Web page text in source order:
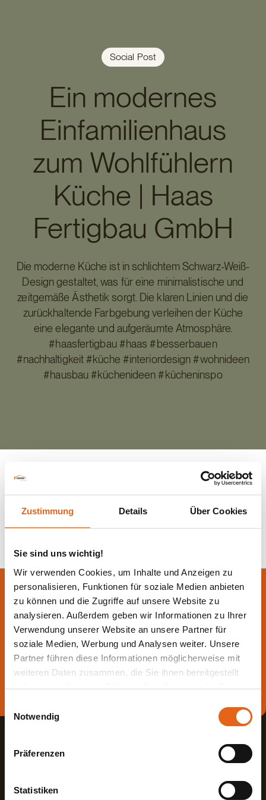
Zustimmung Details Über Cookies
Sie sind uns wichtig!
Wir verwenden Cookies, um Inhalte und Anzeigen zu
personalisieren, Funktionen für soziale Medien anbieten
zu können und die Zugriffe auf unsere Website zu
analysieren. Außerdem geben wir Informationen zu Ihrer
Verwendung unserer Website an unsere Partner für
soziale Medien, Werbung und Analysen weiter. Unsere
Partner führen diese Informationen möglicherweise mit
weiteren Daten zusammen, die Sie ihnen bereitgestellt
haben oder die sie im Rahmen Ihrer Nutzung der Dienste
Bitte beachten Sie, dass einige der Partner auch Daten in
Drittländer übermitteln können, in denen möglicherweise
ein anderes Datenschutzniveau besteht als in der EU.
Übereinstimmung mit den geltenden
Notwendig
Präferenzen
Statistiken
Social Post
Ein modernes
Einfamilienhaus
zum Wohlfühlern
Küche | Haas
Fertigbau GmbH
Die moderne Küche ist in schlichtem Schwarz-Weiß-
Design gestaltet, was für eine minimalistische und
zeitgemäße Ästhetik sorgt. Die klaren Linien und die
zurückhaltende Farbgebung verleihen der Küche
eine elegante und aufgeräumte Atmosphäre.
#haasfertigbau #haas #besserbauen
#nachhaltigkeit #küche #interiordesign #wohnideen
#hausbau #küchenideen #kücheninspo
Zurück zur Übersicht
Lassen Sie sich jetzt
beraten.
Die beste Beratung ist die persönliche - von einem Haas
Fachberater in Ihrer Nähe!
Direkt Termin vereinbaren